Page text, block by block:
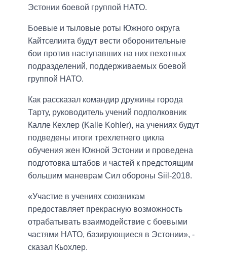
Эстонии боевой группой НАТО.
Боевые и тыловые роты Южного округа
Кайтселиита будут вести оборонительные
бои против наступавших на них пехотных
подразделений, поддерживаемых боевой
группой НАТО.
Как рассказал командир дружины города
Тарту, руководитель учений подполковник
Калле Кехлер (Kalle Kohler), на учениях будут
подведены итоги трехлетнего цикла
обучения жен Южной Эстонии и проведена
подготовка штабов и частей к предстоящим
большим маневрам Сил обороны Siil-2018.
«Участие в учениях союзникам
предоставляет прекрасную возможность
отрабатывать взаимодействие с боевыми
частями НАТО, базирующиеся в Эстонии», -
сказал Кьохлер.